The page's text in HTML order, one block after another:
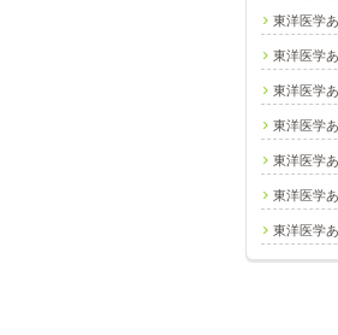
東洋医学
東洋医学
東洋医学
東洋医学
東洋医学
東洋医学
東洋医学